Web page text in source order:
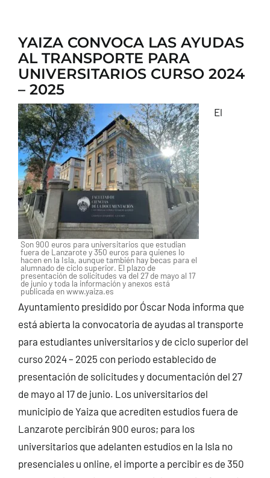
YAIZA CONVOCA LAS AYUDAS
AL TRANSPORTE PARA
UNIVERSITARIOS CURSO 2024
– 2025
Son 900 euros para universitarios que estudian
fuera de Lanzarote y 350 euros para quienes lo
hacen en la Isla, aunque también hay becas para el
alumnado de ciclo superior. El plazo de
presentación de solicitudes va del 27 de mayo al 17
de junio y toda la información y anexos está
publicada en www.yaiza.es
El
Ayuntamiento presidido por Óscar Noda informa que
está abierta la convocatoria de ayudas al transporte
para estudiantes universitarios y de ciclo superior del
curso 2024 – 2025 con periodo establecido de
presentación de solicitudes y documentación del 27
de mayo al 17 de junio. Los universitarios del
municipio de Yaiza que acrediten estudios fuera de
Lanzarote percibirán 900 euros; para los
universitarios que adelanten estudios en la Isla no
presenciales u online, el importe a percibir es de 350